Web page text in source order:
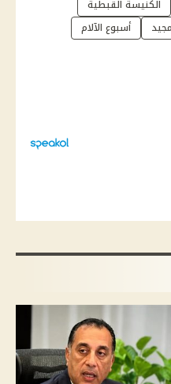
الكنيسة القبطية
أسبوع الآلام